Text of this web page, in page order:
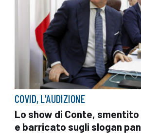
COVID, L'AUDIZIONE
Lo show di Conte,
e barricato sugli slogan